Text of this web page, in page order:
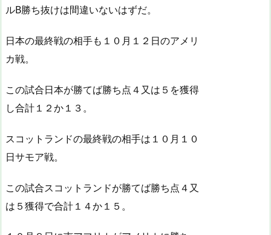
ルB勝ち抜けは間違いないはずだ。
日本の最終戦の相手も１０月１２日のアメリ
カ戦。
この試合日本が勝てば勝ち点４又は５を獲得
し合計１２か１３。
スコットランドの最終戦の相手は１０月１０
日サモア戦。
この試合スコットランドが勝てば勝ち点４又
は５獲得で合計１４か１５。